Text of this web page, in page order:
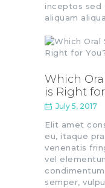
inceptos sed
aliquam
Which
is Right
July 5, 2017
Elit amet
eu, itaque
venenatis
vel
semper,